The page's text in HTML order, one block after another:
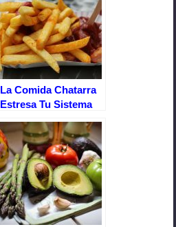
ar
tir
La Comida Chatarra
Estresa Tu Sistema